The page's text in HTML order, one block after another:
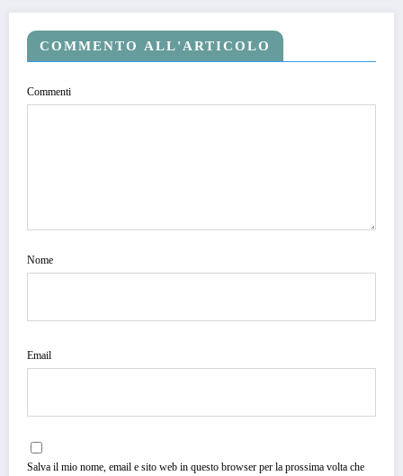
COMMENTO ALL'ARTICOLO
Commenti
Nome
Email
Salva il mio nome, email e sito web in questo browser per la prossima volta che